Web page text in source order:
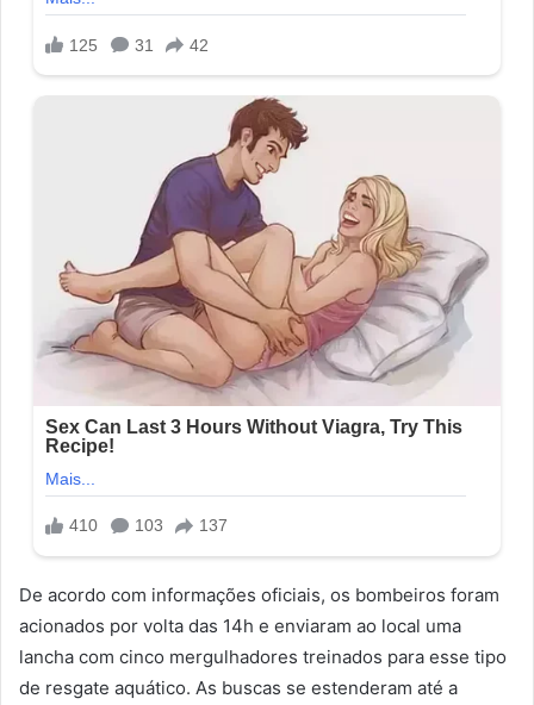
De acordo com informações oficiais, os bombeiros foram
acionados por volta das 14h e enviaram ao local uma
lancha com cinco mergulhadores treinados para esse tipo
de resgate aquático. As buscas se estenderam até a